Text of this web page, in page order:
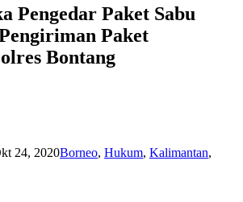
Pengedar Paket Sabu
Paket
Bontang
24, 2020Borneo, Hukum, Kalimantan,